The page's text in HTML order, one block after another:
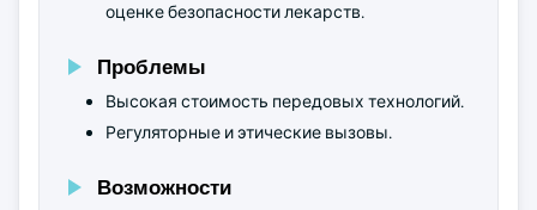
оценке безопасности лекарств.
Проблемы
Высокая стоимость передовых технологий.
Регуляторные и этические вызовы.
Возможности